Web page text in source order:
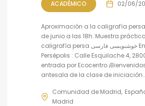
ACADÉMICO 02/06/
Aproximación a la caligrafía
de junio a las 18h. Muestra
caligrafía persa خوشنویسی فارسی En Centro
Persépolis : Calle Esquilache 4,
entrada por Ecocentro
antesala de la clase de
Comunidad de Madrid
Madrid